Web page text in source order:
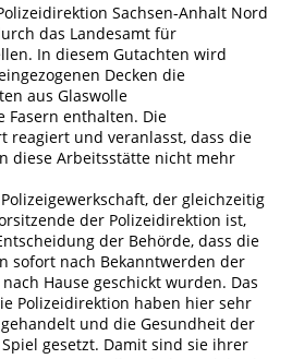
Sachsen-Anhalt Nord
das Landesamt für
In diesem Gutachten wird
Decken die
aus Glaswolle
Fasern enthalten. Die
reagiert und veranlasst, dass die
diese Arbeitsstätte nicht mehr
der gleichzeitig
der Polizeidirektion ist,
der Behörde, dass die
sofort nach Bekanntwerden der
Hause geschickt wurden. Das
Polizeidirektion haben hier sehr
und die Gesundheit der
gesetzt. Damit sind sie ihrer